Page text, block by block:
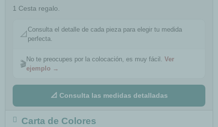
1 Cesta regalo.
📐
Consulta el detalle de cada pieza para elegir tu medida
perfecta.
🎬
No te preocupes por la colocación, es muy fácil. Ver
ejemplo →
📐 Consulta las medidas detalladas
Carta de Colores